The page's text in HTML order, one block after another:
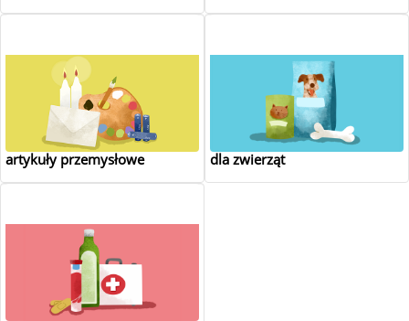
artykuły przemysłowe dla zwierząt